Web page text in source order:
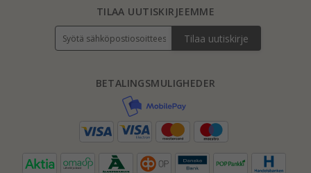
BETALINGSMULIGHEDER
TILAA UUTISKIRJEEMME
Tilaa uutiskirje